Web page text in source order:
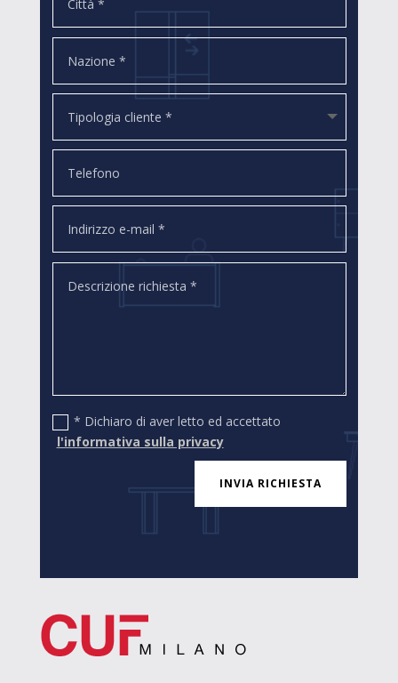
* Dichiaro di aver letto ed accettato
l'informativa sulla privacy
INVIA RICHIESTA